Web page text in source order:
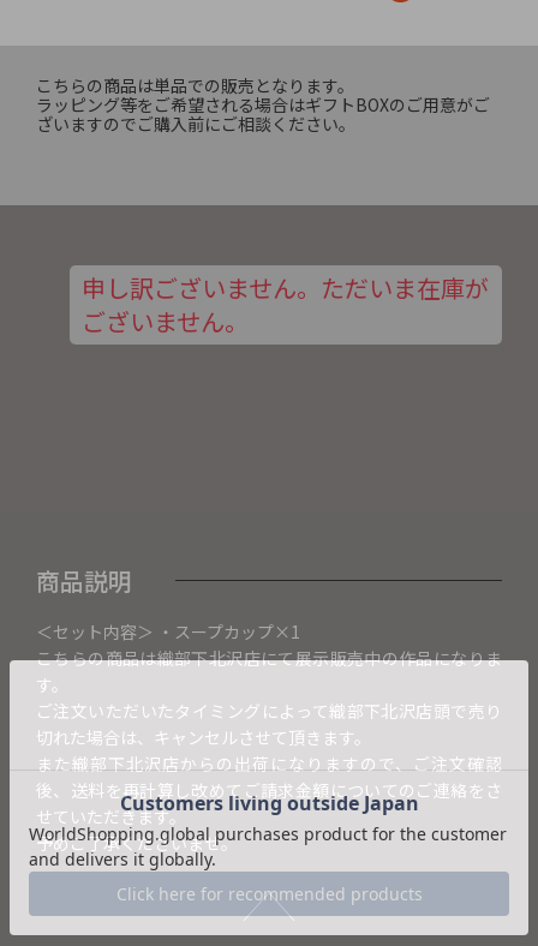
こちらの商品は単品での販売となります。
ラッピング等をご希望される場合はギフトBOXのご用意がご
ざいますのでご購入前にご相談ください。
申し訳ございません。ただいま在庫が
ございません。
商品説明
＜セット内容＞ ・スープカップ×1
こちらの商品は織部下北沢店にて展示販売中の作品になりま
す。
ご注文いただいたタイミングによって織部下北沢店頭で売り
切れた場合は、キャンセルさせて頂きます。
また織部下北沢店からの出荷になりますので、ご注文確認
後、送料を再計算し改めてご請求金額についてのご連絡をさ
せていただきます。
予めご了承くださいませ。